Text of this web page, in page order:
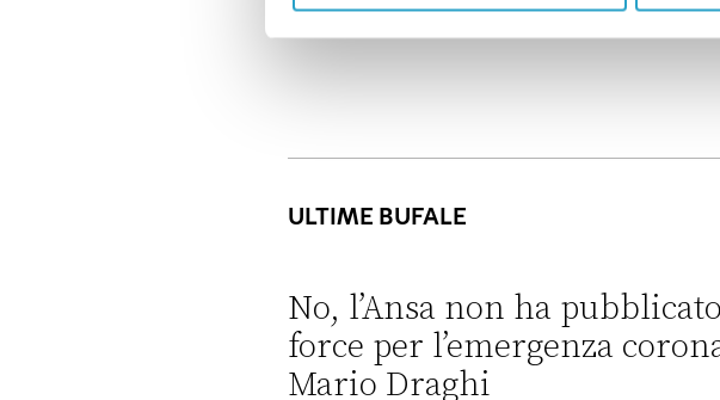
ULTIME BUFALE
No, l’Ansa non ha
force per l’emergenza
Mario Draghi